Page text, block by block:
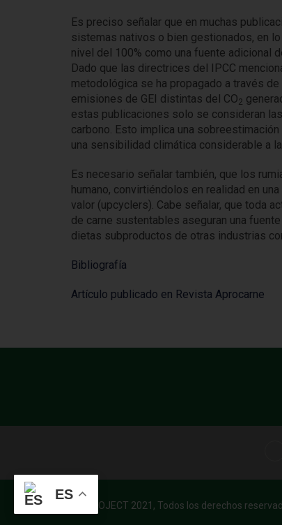
Es preciso señalar que en muchas
sistemas nativos o bien gestionados, en
nivel del 100% como una fuente adicional
Dado que las directrices del IPCC
metodológica se ha propagado a través
emisiones de GEI distintas del CO2
estas publicaciones solo se consideran
carbono. Esto implica una
una sensibilidad climática considerable a
Es necesario señalar también, que los
humano, convirtiéndolos en realidad en
valor (upcyclers). Cabe señalar, que toda
de carne sustentables aseguran una
dietas subproductos de otras industrias
Bibliografía
Artículo publicado en Revista Aprocarne
RD PROJECT 2021, Todos los derechos
ES